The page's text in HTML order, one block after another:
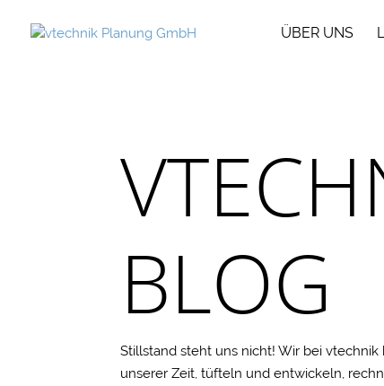
ÜBER UNS
BLOG
Stillstand steht uns nicht! Wir bei
unserer Zeit, tüfteln und entwickeln,